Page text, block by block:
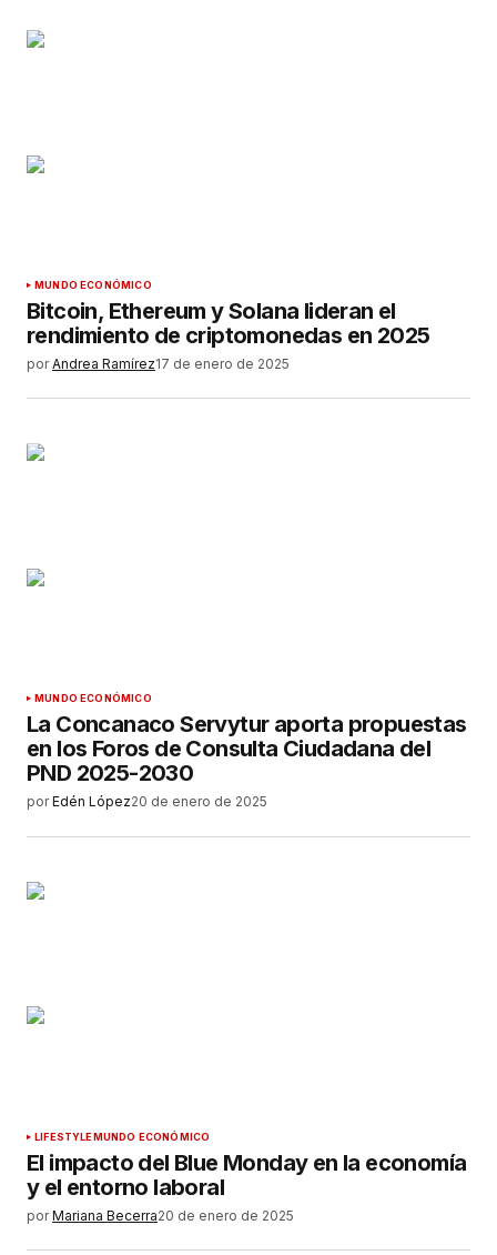
MUNDO ECONÓMICO
Bitcoin, Ethereum y Solana lideran el
rendimiento de criptomonedas en 2025
por Andrea Ramírez17 de enero de 2025
MUNDO ECONÓMICO
La Concanaco Servytur aporta propuestas
en los Foros de Consulta Ciudadana del
PND 2025-2030
por Edén López20 de enero de 2025
LIFESTYLEMUNDO ECONÓMICO
El impacto del Blue Monday en la economía
y el entorno laboral
por Mariana Becerra20 de enero de 2025